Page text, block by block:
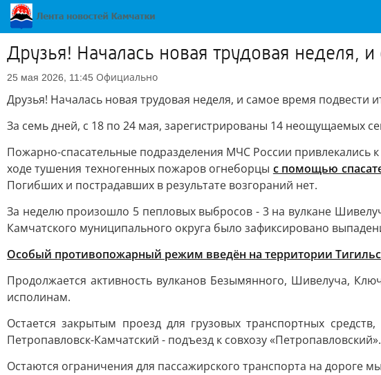
Друзья! Началась новая трудовая неделя,
25 мая 2026, 11:45 Официально
Друзья! Началась новая трудовая неделя, и самое время подвести
За семь дней, с 18 по 24 мая, зарегистрированы 14 неощущаемых
Пожарно-спасательные подразделения МЧС России привлекались
ходе тушения техногенных пожаров огнеборцы с помощью
Погибших и пострадавших в результате возгораний нет.
За неделю произошло 5 пепловых выбросов - 3 на вулкане
Камчатского муниципального округа было зафиксировано
Особый противопожарный режим введён на территории
Продолжается активность вулканов Безымянного, Шивелуча,
исполинам.
Остается закрытым проезд для грузовых транспортных
Петропавловск-Камчатский - подъезд к совхозу «Петропавловский».
Остаются ограничения для пассажирского транспорта на дороге